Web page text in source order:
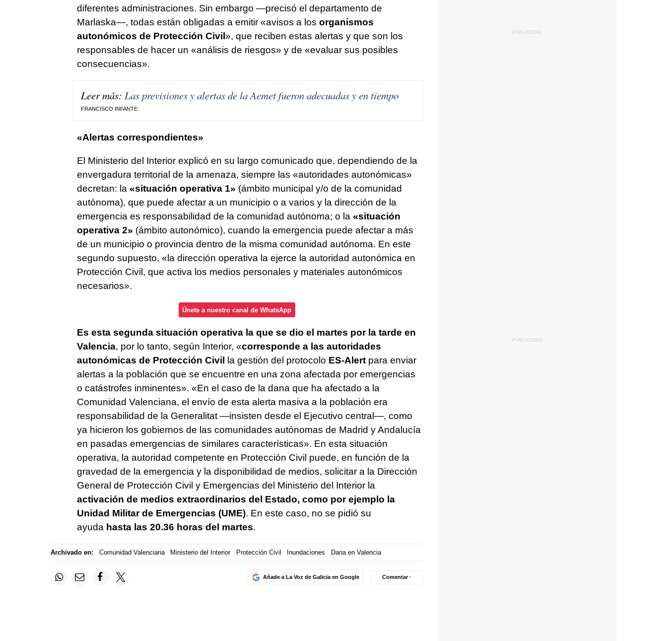
diferentes administraciones. Sin embargo —precisó el departamento de
Marlaska—, todas están obligadas a emitir «avisos a los organismos
autonómicos de Protección Civil», que reciben estas alertas y que son los
responsables de hacer un «análisis de riesgos» y de «evaluar sus posibles
consecuencias».
Leer más: Las previsiones y alertas de la Aemet fueron adecuadas y en tiempo
FRANCISCO INFANTE
«Alertas correspondientes»
El Ministerio del Interior explicó en su largo comunicado que, dependiendo de la
envergadura territorial de la amenaza, siempre las «autoridades autonómicas»
decretan: la «situación operativa 1» (ámbito municipal y/o de la comunidad
autónoma), que puede afectar a un municipio o a varios y la dirección de la
emergencia es responsabilidad de la comunidad autónoma; o la «situación
operativa 2» (ámbito autonómico), cuando la emergencia puede afectar a más
de un municipio o provincia dentro de la misma comunidad autónoma. En este
segundo supuesto, «la dirección operativa la ejerce la autoridad autonómica en
Protección Civil, que activa los medios personales y materiales autonómicos
necesarios».
Únete a nuestro canal de WhatsApp
Es esta segunda situación operativa la que se dio el martes por la tarde en
Valencia, por lo tanto, según Interior, «corresponde a las autoridades
autonómicas de Protección Civil la gestión del protocolo ES-Alertpara enviar
alertas a la población que se encuentre en una zona afectada por emergencias
o catástrofes inminentes». «En el caso de la dana que ha afectado a la
Comunidad Valenciana, el envío de esta alerta masiva a la población era
responsabilidad de la Generalitat —insisten desde el Ejecutivo central—, como
ya hicieron los gobiernos de las comunidades autónomas de Madrid y Andalucía
en pasadas emergencias de similares características». En esta situación
operativa, la autoridad competente en Protección Civil puede, en función de la
gravedad de la emergencia y la disponibilidad de medios, solicitar a la Dirección
General de Protección Civil y Emergencias del Ministerio del Interior la
activación de medios extraordinarios del Estado, como por ejemplo la
Unidad Militar de Emergencias (UME). En este caso, no se pidió su
ayuda hasta las 20.36 horas del martes.
Archivado en: Comunidad Valenciana Ministerio del Interior Protección Civil Inundaciones Dana en Valencia
Añade a La Voz de Galicia en Google Comentar ·